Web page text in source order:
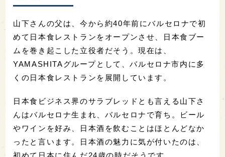
山下さんの父は、今から約40年前にバルセロナで初
めて日本食レストランをオープンさせ、日本食ブー
ムを巻き起こした立役者だそう。現在は、
YAMASHITAグループとして、バルセロナ市内に多
くの日本食レストランを展開しています。
日本食ビジネス界のサラブレッドとも言える山下さ
んはバルセロナ生まれ、バルセロナで育ち。ビール
やワインを好み、日本酒を飲むことはほとんどなか
ったと言います。日本酒の魅力に気が付いたのは、
初めて日本に住んだ24歳の時だそうです。